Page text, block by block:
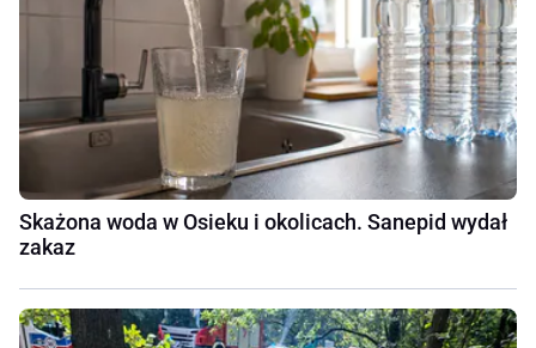
Skażona woda w Osieku i okolicach. Sanepid wydał
zakaz